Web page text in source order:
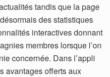
tandis que la page
des statistiques
interactives donnant
membres lorsque l’on
concernée. Dans l’appli
avantages offerts aux